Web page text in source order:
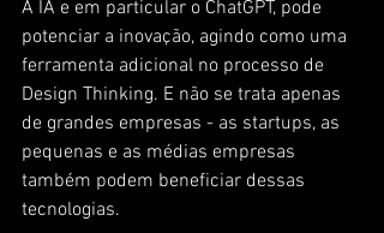
A IA e em particular o ChatGPT, pode
potenciar a inovação, agindo como uma
ferramenta adicional no processo de
Design Thinking. E não se trata apenas
de grandes empresas - as startups, as
pequenas e as médias empresas
também podem beneficiar dessas
tecnologias.